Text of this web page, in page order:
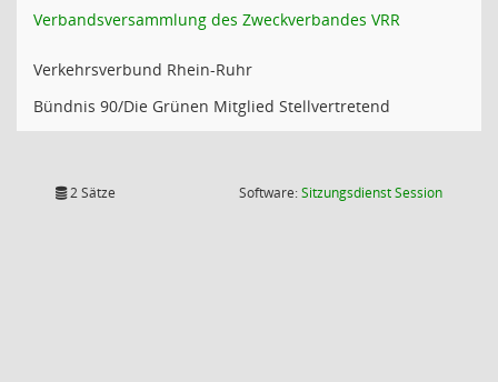
Verbandsversammlung des Zweckverbandes VRR
Verkehrsverbund Rhein-Ruhr
Bündnis 90/Die Grünen Mitglied Stellvertretend
2 Sätze Software:SitzungsdienstSession(Wird in